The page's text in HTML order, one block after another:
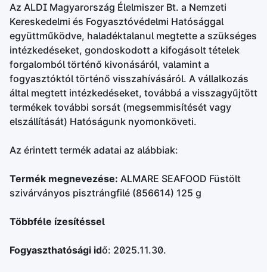
Az ALDI Magyarország Élelmiszer Bt. a Nemzeti
Kereskedelmi és Fogyasztóvédelmi Hatósággal
együttműködve, haladéktalanul megtette a szükséges
intézkedéseket, gondoskodott a kifogásolt tételek
forgalomból történő kivonásáról, valamint a
fogyasztóktól történő visszahívásáról. A vállalkozás
által megtett intézkedéseket, továbbá a visszagyűjtött
termékek további sorsát (megsemmisítését vagy
elszállítását) Hatóságunk nyomonköveti.
Az érintett termék adatai az alábbiak:
Termék megnevezése: ALMARE SEAFOOD Füstölt
szivárványos pisztrángfilé (856614) 125 g
Többféle ízesítéssel
Fogyaszthatósági idő: 2025.11.30.